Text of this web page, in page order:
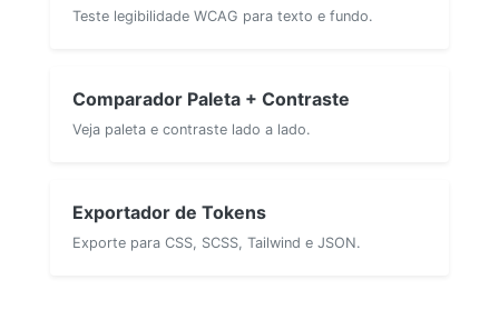
Teste legibilidade WCAG para texto e fundo.
Comparador Paleta + Contraste
Veja paleta e contraste lado a lado.
Exportador de Tokens
Exporte para CSS, SCSS, Tailwind e JSON.